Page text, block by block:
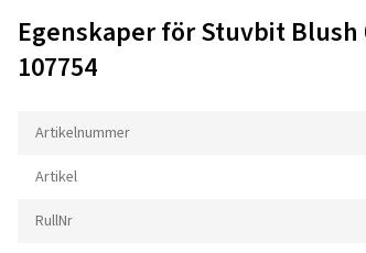
Egenskaper för Stuvbit Blush
107754
Artikelnummer
Artikel
RullNr